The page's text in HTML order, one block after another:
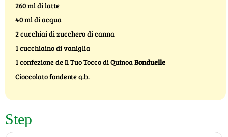
260 ml di latte
40 ml di acqua
2 cucchiai di zucchero di canna
1 cucchiaino di vaniglia
1 confezione de Il Tuo Tocco di QuinoaBonduelle
Cioccolato fondente q.b.
Step